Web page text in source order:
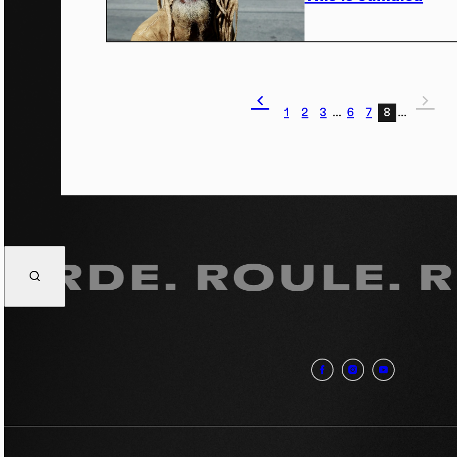
1 2 3 … 6 7 8 …
ROULE.